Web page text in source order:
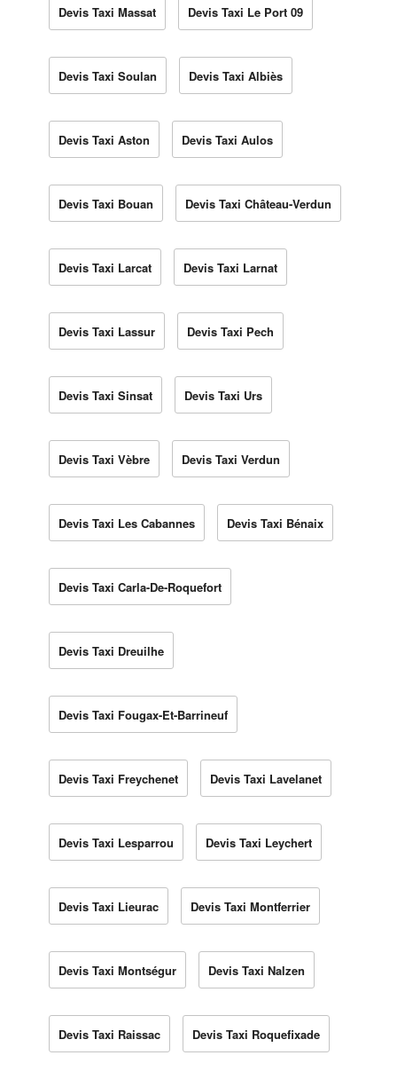
Devis Taxi Massat Devis Taxi Le Port 09
Devis Taxi Soulan Devis Taxi Albiès
Devis Taxi Aston Devis Taxi Aulos
Devis Taxi Bouan Devis Taxi Château-Verdun
Devis Taxi Larcat Devis Taxi Larnat
Devis Taxi Lassur Devis Taxi Pech
Devis Taxi Sinsat Devis Taxi Urs
Devis Taxi Vèbre Devis Taxi Verdun
Devis Taxi Les Cabannes Devis Taxi Bénaix
Devis Taxi Carla-De-Roquefort
Devis Taxi Dreuilhe
Devis Taxi Fougax-Et-Barrineuf
Devis Taxi Freychenet Devis Taxi Lavelanet
Devis Taxi Lesparrou Devis Taxi Leychert
Devis Taxi Lieurac Devis Taxi Montferrier
Devis Taxi Montségur Devis Taxi Nalzen
Devis Taxi Raissac Devis Taxi Roquefixade